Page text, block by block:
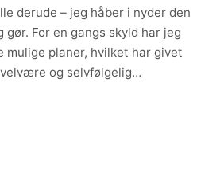
derude – jeg håber i nyder den
gør. For en gangs skyld har jeg
mulige planer, hvilket har givet
og selvfølgelig